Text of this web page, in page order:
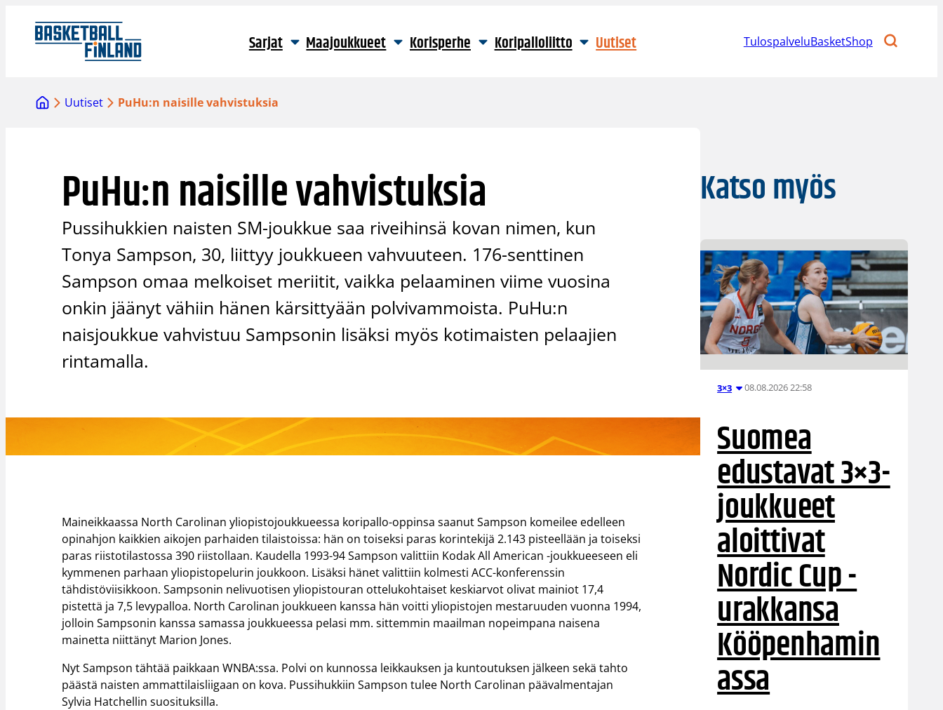
sisältöön
Sarjat Maajoukkueet Korisperhe Koripalloliitto Uutiset TulospalveluBasketShop
Uutiset PuHu:n naisille vahvistuksia
PuHu:n naisille vahvistuksia
Pussihukkien naisten SM-joukkue saa riveihinsä kovan nimen, kun
Tonya Sampson, 30, liittyy joukkueen vahvuuteen. 176-senttinen
Sampson omaa melkoiset meriitit, vaikka pelaaminen viime vuosina
onkin jäänyt vähiin hänen kärsittyään polvivammoista. PuHu:n
naisjoukkue vahvistuu Sampsonin lisäksi myös kotimaisten pelaajien
rintamalla.
Maineikkaassa North Carolinan yliopistojoukkueessa koripallo-oppinsa saanut Sampson komeilee edelleen
opinahjon kaikkien aikojen parhaiden tilaistoissa: hän on toiseksi paras korintekijä 2.143 pisteellään ja toiseksi
paras riistotilastossa 390 riistollaan. Kaudella 1993-94 Sampson valittiin Kodak All American -joukkueeseen eli
kymmenen parhaan yliopistopelurin joukkoon. Lisäksi hänet valittiin kolmesti ACC-konferenssin
tähdistöviisikkoon. Sampsonin nelivuotisen yliopistouran ottelukohtaiset keskiarvot olivat mainiot 17,4
pistettä ja 7,5 levypalloa. North Carolinan joukkueen kanssa hän voitti yliopistojen mestaruuden vuonna 1994,
jolloin Sampsonin kanssa samassa joukkueessa pelasi mm. sittemmin maailman nopeimpana naisena
mainetta niittänyt Marion Jones.
Nyt Sampson tähtää paikkaan WNBA:ssa. Polvi on kunnossa leikkauksen ja kuntoutuksen jälkeen sekä tahto
päästä naisten ammattilaisliigaan on kova. Pussihukkiin Sampson tulee North Carolinan päävalmentajan
Sylvia Hatchellin suosituksilla.
Katso myös
3×3 08.08.2026 22:58
Suomea
edustavat 3×3-
joukkueet
aloittivat
Nordic Cup -
urakkansa
Kööpenhamin
assa